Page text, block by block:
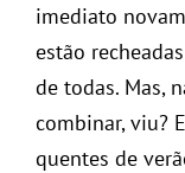
imediato
estão
de todas. Mas,
combinar, viu?
quentes de